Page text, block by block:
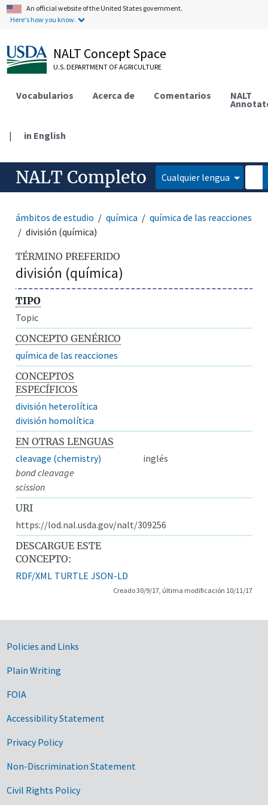
An official website of the United States government.
Here's how you know.
NALT Concept Space
U.S. DEPARTMENT OF AGRICULTURE
Vocabularios Acerca de Comentarios NALT
| in English
NALT Completo Cualquier lengua
ámbitos de estudio química
química de las reacciones
división (química)
TÉRMINO PREFERIDO
división (química)
TIPO
Topic
CONCEPTO GENÉRICO
química de las reacciones
CONCEPTOS
ESPECÍFICOS
división heterolítica
división homolítica
EN OTRAS LENGUAS
cleavage (chemistry)
inglés
bond cleavage
scission
URI
https://lod.nal.usda.gov/nalt/309256
DESCARGUE ESTE
CONCEPTO:
RDF/XML TURTLE JSON-LD
Creado 30/9/17, última modificación 10/11/17
Government Links
Policies and Links
Plain Writing
FOIA
Accessibility Statement
Privacy Policy
Non-Discrimination Statement
Civil Rights Policy